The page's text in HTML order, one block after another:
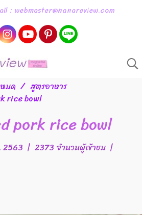
: webmaster@nanareview.com
มด
สูตรอาหาร
rice bowl
pork rice bowl
| 2373 จำนวนผู้เข้าชม |